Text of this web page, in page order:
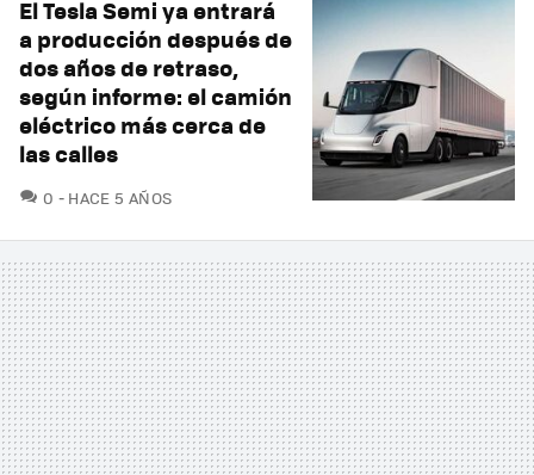
El Tesla Semi ya entrará
a producción después de
dos años de retraso,
según informe: el camión
eléctrico más cerca de
las calles
0 COMENTARIOS
HACE 5 AÑOS